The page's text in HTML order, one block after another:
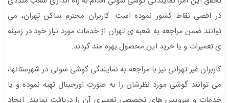
در اقصی نقاط کشور نموده است. کاربران محترم ساکن تهران، می
توانند ضمن مراجعه به شعبه ی تهران از خدمات مورد نیاز خود در زمینه
ی تعمیرات و یا خرید این محصول بهره مند گردند.
کاربران غیر تهرانی نیز با مراجعه به نمايندگی گوشی سونی در شهرستانها،
می توانند گوشی مورد نظرشان را به صورت اورجینال تهیه نموده و یا
خدمات و سرویس های تخصصی تعمیری آن را دریافت نمایند. ایجاد